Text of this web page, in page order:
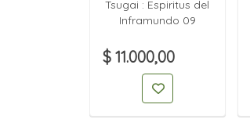
Tsugai : Espiritus del
Inframundo 09
$ 11.000,00